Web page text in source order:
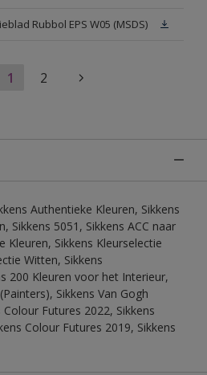
Rubbol EPS W05 (MSDS)
1 2
Authentieke Kleuren, Sikkens
Sikkens 5051, Sikkens ACC naar
Kleuren, Sikkens Kleurselectie
Witten, Sikkens
200 Kleuren voor het Interieur,
Sikkens Van Gogh
Futures 2022, Sikkens
Colour Futures 2019, Sikkens